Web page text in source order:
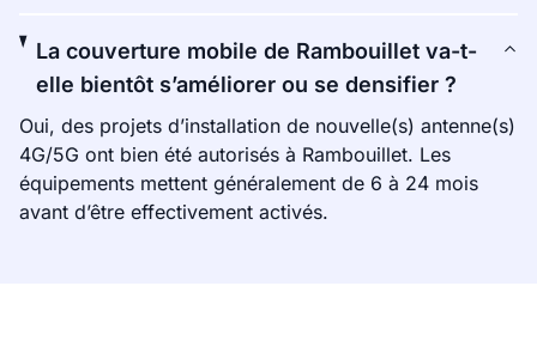
La couverture mobile de Rambouillet va-t-
elle bientôt s’améliorer ou se densifier ?
Oui, des projets d’installation de nouvelle(s) antenne(s)
4G/5G ont bien été autorisés à Rambouillet. Les
équipements mettent généralement de 6 à 24 mois
avant d’être effectivement activés.